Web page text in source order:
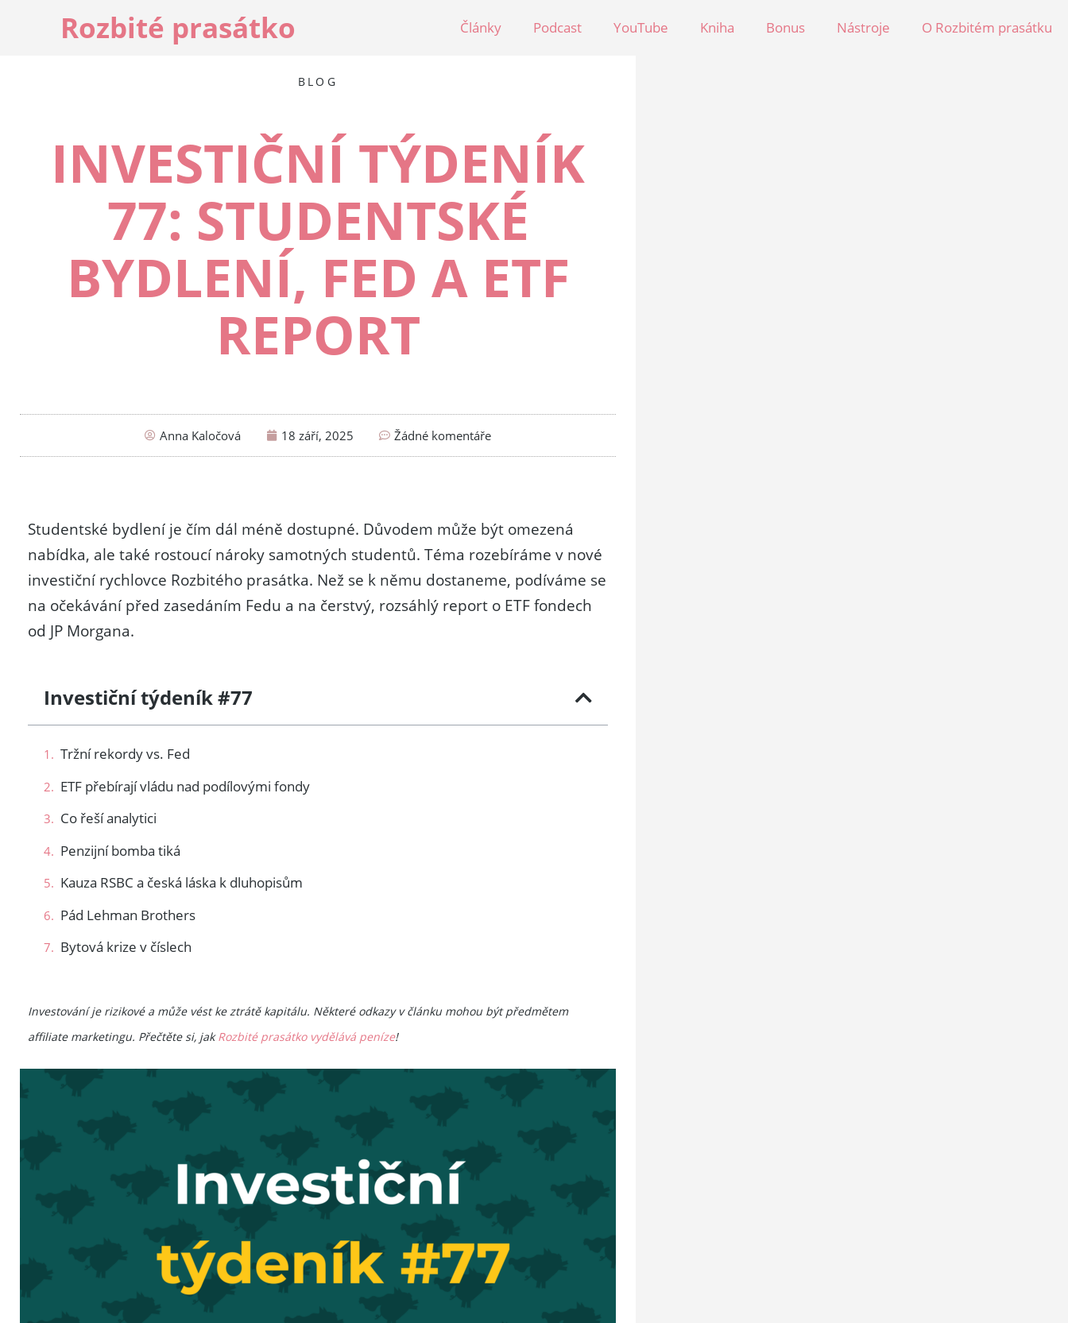
Rozbité prasátko Články Podcast YouTube Kniha Bonus Nástroje O Rozbitém prasátku
BLOG
INVESTIČNÍ TÝDENÍK
77: STUDENTSKÉ
BYDLENÍ, FED A ETF
REPORT
Anna Kaločová 18 září, 2025 Žádné komentáře
Studentské bydlení je čím dál méně dostupné. Důvodem může být omezená
nabídka, ale také rostoucí nároky samotných studentů. Téma rozebíráme v nové
investiční rychlovce Rozbitého prasátka. Než se k němu dostaneme, podíváme se
na očekávání před zasedáním Fedu a na čerstvý, rozsáhlý report o ETF fondech
od JP Morgana.
Investiční týdeník #77
Tržní rekordy vs. Fed
ETF přebírají vládu nad podílovými fondy
Co řeší analytici
Penzijní bomba tiká
Kauza RSBC a česká láska k dluhopisům
Pád Lehman Brothers
Bytová krize v číslech
Investování je rizikové a může vést ke ztrátě kapitálu. Některé odkazy v článku mohou být předmětem
affiliate marketingu. Přečtěte si, jakRozbité prasátko vydělává peníze!